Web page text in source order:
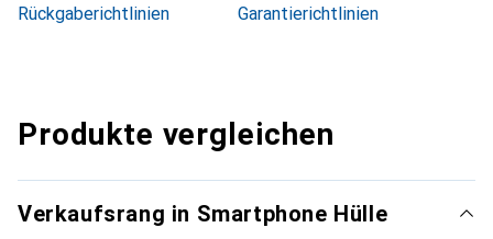
Rückgaberichtlinien
Garantierichtlinien
Produkte vergleichen
Verkaufsrang in Smartphone Hülle